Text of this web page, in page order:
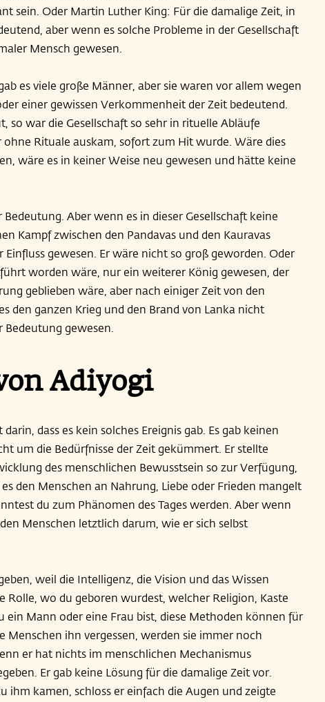
sein. Oder Martin Luther King: Für die damalige Zeit, in
aber wenn es solche Probleme in der Gesellschaft
Mensch gewesen.
es viele große Männer, aber sie waren vor allem wegen
einer gewissen Verkommenheit der Zeit bedeutend.
so war die Gesellschaft so sehr in rituelle Abläufe
ohne Rituale auskam, sofort zum Hit wurde. Wäre dies
wäre es in keiner Weise neu gewesen und hätte keine
Aber wenn es in dieser Gesellschaft keine
Kampf zwischen den Pandavas und den Kauravas
gewesen. Er wäre nicht so groß geworden. Oder
worden wäre, nur ein weiterer König gewesen, der
geblieben wäre, aber nach einiger Zeit von den
den ganzen Krieg und den Brand von Lanka nicht
gewesen.
Adiyogi
dass es kein solches Ereignis gab. Es gab keinen
um die Bedürfnisse der Zeit gekümmert. Er stellte
des menschlichen Bewusstsein so zur Verfügung,
den Menschen an Nahrung, Liebe oder Frieden mangelt
du zum Phänomen des Tages werden. Aber wenn
Menschen letztlich darum, wie er sich selbst
weil die Intelligenz, die Vision und das Wissen
Rolle, wo du geboren wurdest, welcher Religion, Kaste
ein Mann oder eine Frau bist, diese Methoden können für
ihn vergessen, werden sie immer noch
er hat nichts im menschlichen Mechanismus
Er gab keine Lösung für die damalige Zeit vor.
ihm kamen, schloss er einfach die Augen und zeigte